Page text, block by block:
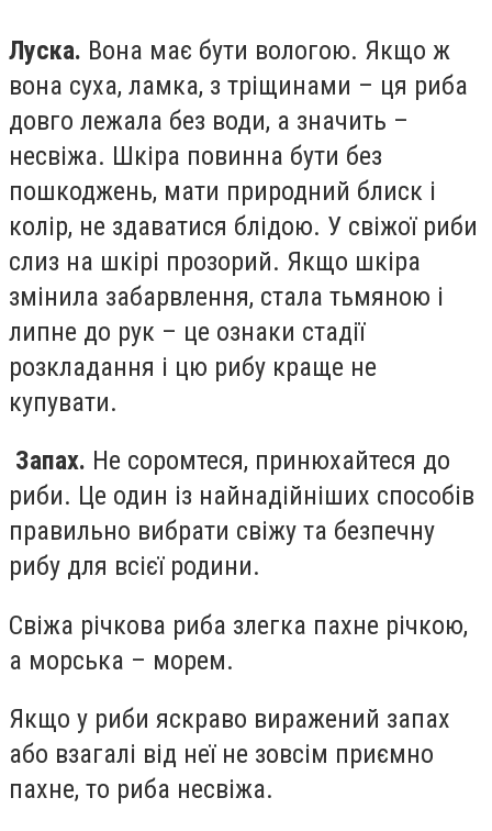
Луска. Вона має бути вологою. Якщо ж
вона суха, ламка, з тріщинами – ця риба
довго лежала без води, а значить –
несвіжа. Шкіра повинна бути без
пошкоджень, мати природний блиск і
колір, не здаватися блідою. У свіжої риби
слиз на шкірі прозорий. Якщо шкіра
змінила забарвлення, стала тьмяною і
липне до рук – це ознаки стадії
розкладання і цю рибу краще не
купувати.
Запах. Не соромтеся, принюхайтеся до
риби. Це один із найнадійніших способів
правильно вибрати свіжу та безпечну
рибу для всієї родини.
Свіжа річкова риба злегка пахне річкою,
а морська – морем.
Якщо у риби яскраво виражений запах
або взагалі від неї не зовсім приємно
пахне, то риба несвіжа.